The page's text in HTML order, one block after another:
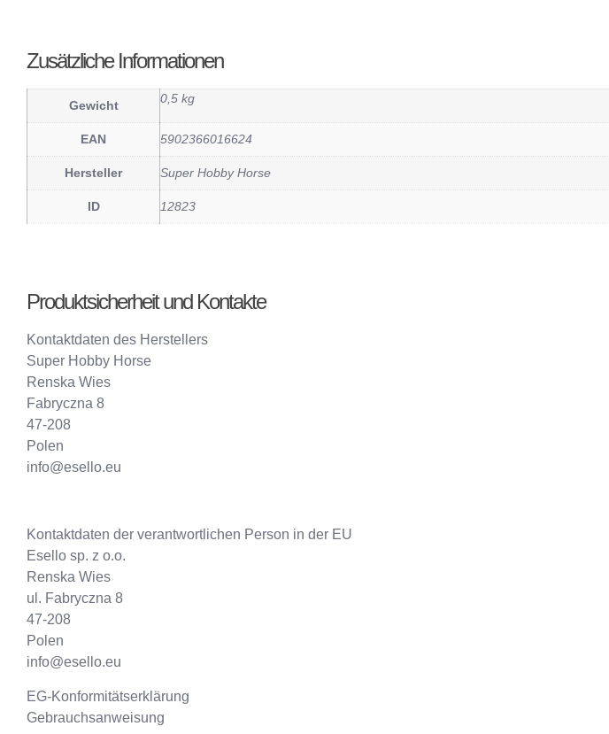
Zusätzliche Informationen
Gewicht 0,5 kg
EAN 5902366016624
Hersteller Super Hobby Horse
ID 12823
Produktsicherheit und Kontakte
Kontaktdaten des Herstellers
Super Hobby Horse
Renska Wies
Fabryczna 8
47-208
Polen
info@esello.eu
Kontaktdaten der verantwortlichen Person in der EU
Esello sp. z o.o.
Renska Wies
ul. Fabryczna 8
47-208
Polen
info@esello.eu
EG-Konformitätserklärung
Gebrauchsanweisung